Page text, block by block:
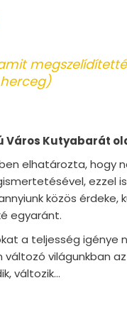
Város Kutyabarát
elhatározta, hogy
ezzel
közös érdeke,
egyaránt.
a teljesség igénye
világunkban
változik...